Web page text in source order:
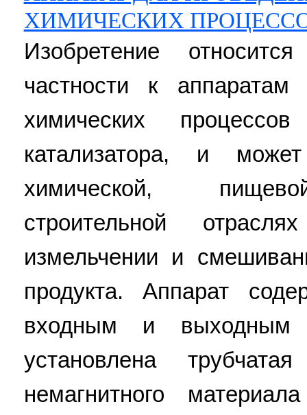
ХИМИЧЕСКИХ
Изобретение
частности к
химических
катализатора, и
химической,
строительной
измельчении и
продукта. Аппарат
входным и выходным
установлена
немагнитного